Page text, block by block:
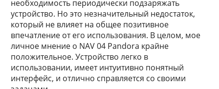
необходимость периодически подзаряжать
устройство. Но это незначительный недостаток,
который не влияет на общее позитивное
впечатление от его использования. В целом, мое
личное мнение о NAV 04 Pandora крайне
положительное. Устройство легко в
использовании, имеет интуитивно понятный
интерфейс, и отлично справляется со своими